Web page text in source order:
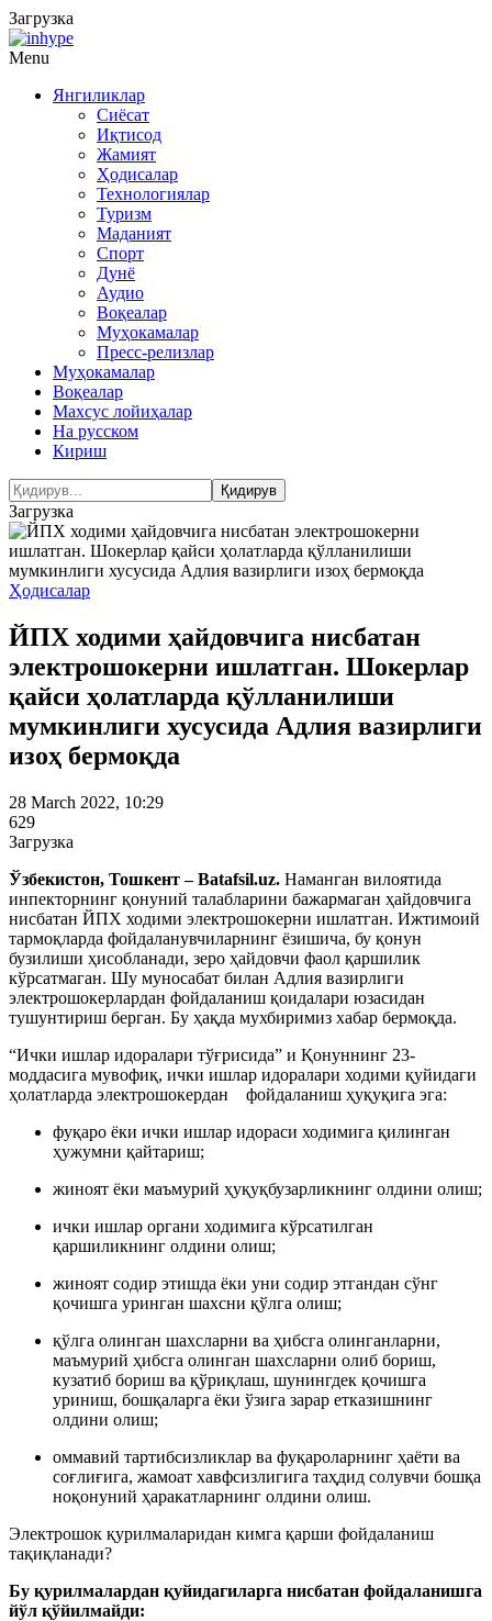
Загрузка
Menu
Янгиликлар
Сиёсат
Иқтисод
Жамият
Ҳодисалар
Технологиялар
Туризм
Маданият
Спорт
Дунё
Аудио
Воқеалар
Муҳокамалар
Пресс-релизлар
Муҳокамалар
Воқеалар
Махсус лойиҳалар
На русском
Кириш
Загрузка
Ҳодисалар
ЙПХ ходими ҳайдовчига нисбатан
электрошокерни ишлатган. Шокерлар
қайси ҳолатларда қўлланилиши
мумкинлиги хусусида Адлия вазирлиги
изоҳ бермоқда
28 March 2022, 10:29
629
Загрузка
Ўзбекистон, Тошкент – Batafsil.uz. Наманган вилоятида
инпекторнинг қонуний талабларини бажармаган ҳайдовчига
нисбатан ЙПХ ходими электрошокерни ишлатган. Ижтимоий
тармоқларда фойдаланувчиларнинг ёзишича, бу қонун
бузилиши ҳисобланади, зеро ҳайдовчи фаол қаршилик
кўрсатмаган. Шу муносабат билан Адлия вазирлиги
электрошокерлардан фойдаланиш қоидалари юзасидан
тушунтириш берган. Бу ҳақда мухбиримиз хабар бермоқда.
“Ички ишлар идоралари тўғрисида” и Қонуннинг 23-
моддасига мувофиқ, ички ишлар идоралари ходими қуйидаги
ҳолатларда электрошокердан фойдаланиш ҳуқуқига эга:
фуқаро ёки ички ишлар идораси ходимига қилинган
ҳужумни қайтариш;
жиноят ёки маъмурий ҳуқуқбузарликнинг олдини олиш;
ички ишлар органи ходимига кўрсатилган
қаршиликнинг олдини олиш;
жиноят содир этишда ёки уни содир этгандан сўнг
қочишга уринган шахсни қўлга олиш;
қўлга олинган шахсларни ва ҳибсга олинганларни,
маъмурий ҳибсга олинган шахсларни олиб бориш,
кузатиб бориш ва қўриқлаш, шунингдек қочишга
уриниш, бошқаларга ёки ўзига зарар етказишнинг
олдини олиш;
оммавий тартибсизликлар ва фуқароларнинг ҳаёти ва
соғлиғига, жамоат хавфсизлигига таҳдид солувчи бошқа
ноқонуний ҳаракатларнинг олдини олиш.
Электрошок қурилмаларидан кимга қарши фойдаланиш
тақиқланади?
Бу қурилмалардан қуйидагиларга нисбатан фойдаланишга
йўл қўйилмайди: